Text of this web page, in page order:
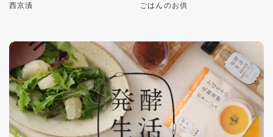
西京漬 ごはんのお供